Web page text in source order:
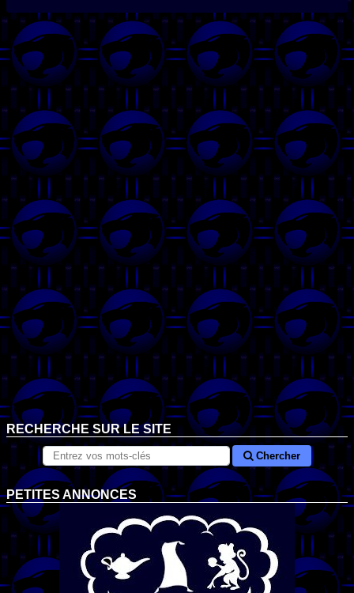
RECHERCHE SUR LE SITE
Chercher
PETITES ANNONCES